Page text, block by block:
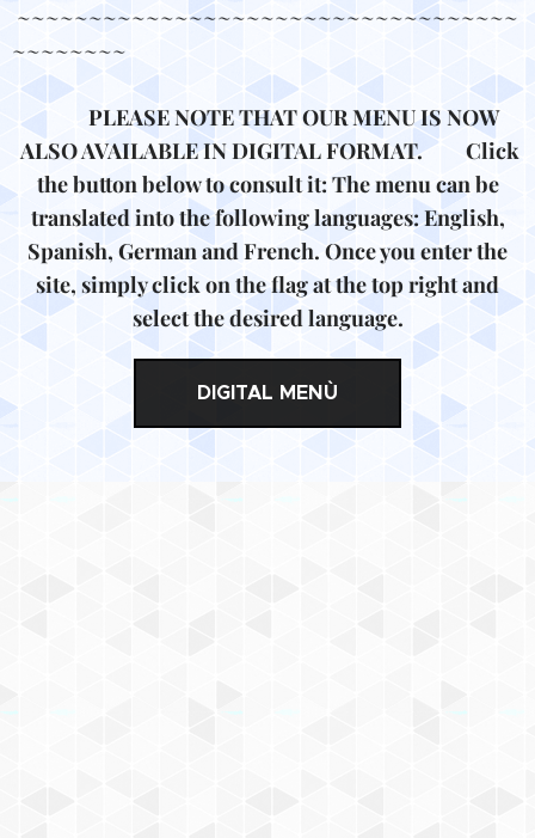
~~~~~~~~~~~~~~~~~~~~~~~~~~~~~~~~~~~
~~~~~~~~
PLEASE NOTE THAT OUR MENU IS NOW
ALSO AVAILABLE IN DIGITAL FORMAT. Click
the button below to consult it: The menu can be
translated into the following languages: English,
Spanish, German and French. Once you enter the
site, simply click on the flag at the top right and
select the desired language.
DIGITAL MENÙ